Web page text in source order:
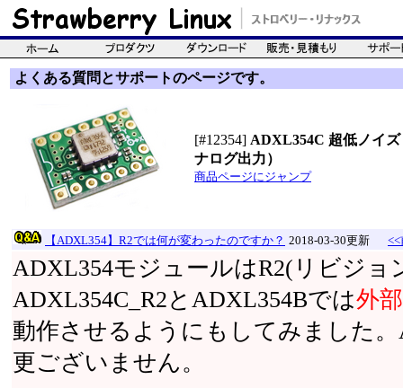
よくある質問とサポートのページです。
[#12354] ADXL354C 超低ノイ
ナログ出力）
商品ページにジャンプ
【ADXL354】R2では何が変わったのですか？ 2018-03-30更新 <<
ADXL354モジュールはR2(リビジョ
ADXL354C_R2とADXL354Bでは外
動作させるようにもしてみました
更ございません。